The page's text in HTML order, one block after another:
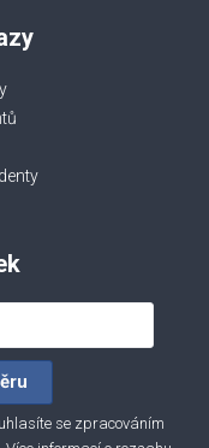
se zpracováním